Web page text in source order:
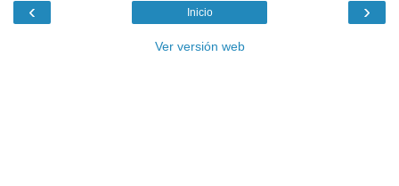
‹ ›
Inicio
Ver versión web